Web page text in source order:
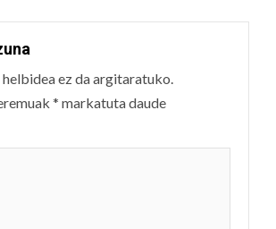
ez da argitaratuko.
* markatuta daude